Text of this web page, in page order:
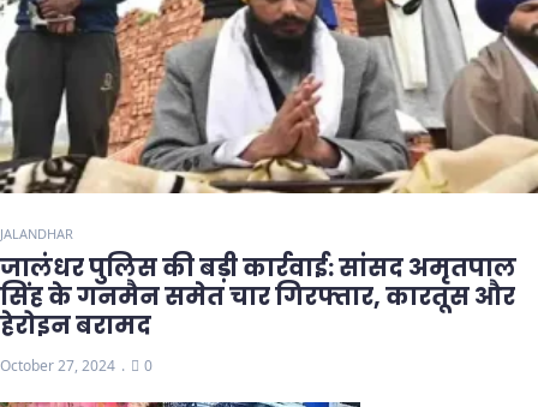
JALANDHAR
जालंधर पुलिस की बड़ी कार्रवाई: सांसद अमृतपाल
सिंह के गनमैन समेत चार गिरफ्तार, कारतूस और
हेरोइन बरामद
October 27, 2024 0